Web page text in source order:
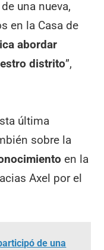
una nueva,
en la Casa de
abordar
distrito”,
última
sobre la
en la
Axel por el
de una